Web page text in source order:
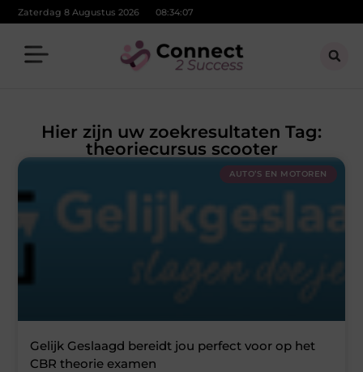
Zaterdag 8 Augustus 2026 08:34:08
Hier zijn uw zoekresultaten Tag:
theoriecursus scooter
AUTO’S EN MOTOREN
Gelijk Geslaagd bereidt jou perfect voor op het
CBR theorie examen